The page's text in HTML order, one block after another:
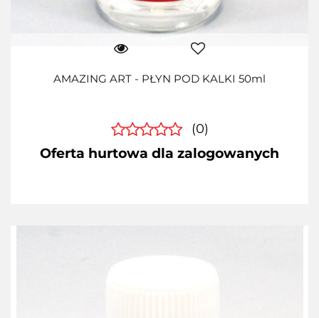
AMAZING ART - PŁYN POD KALKI 50ml
(0)
Oferta hurtowa dla zalogowanych